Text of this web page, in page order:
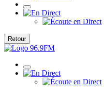
Retour